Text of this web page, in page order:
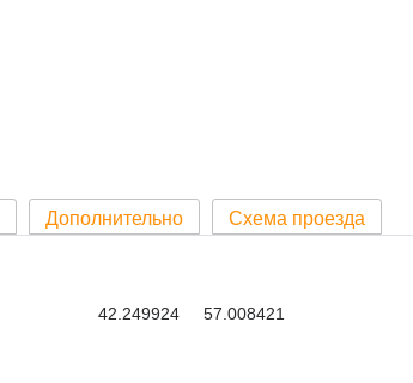
Дополнительно
Схема проезда
42.249924 57.008421